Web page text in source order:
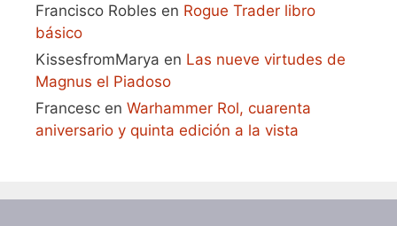
Francisco Robles en Rogue Trader libro
básico
KissesfromMarya en Las nueve virtudes de
Magnus el Piadoso
Francesc en Warhammer Rol, cuarenta
aniversario y quinta edición a la vista